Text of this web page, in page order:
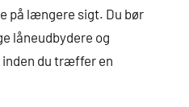
på længere sigt. Du bør
låneudbydere og
inden du træffer en